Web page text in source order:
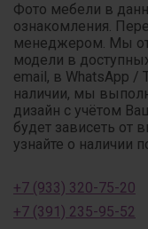
Фото мебели в
ознакомления.
менеджером. Мы
модели в
email, в WhatsApp /
наличии, мы
дизайн с учётом
будет зависеть от
узнайте о наличии
+7 (933) 320-75-20
+7 (391) 235-95-52